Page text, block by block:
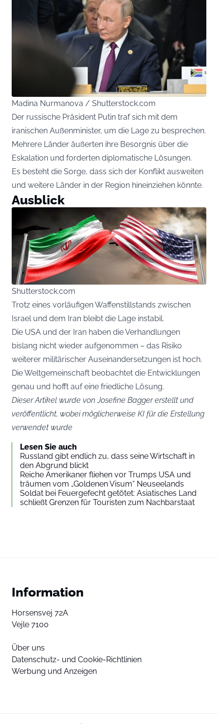
Madina Nurmanova / Shutterstock.com
Der russische Präsident Putin traf sich mit dem
iranischen Außenminister, um die Lage zu besprechen.
Mehrere Länder äußerten ihre Besorgnis über die
Eskalation und forderten diplomatische Lösungen.
Es besteht die Sorge, dass sich der Konflikt ausweiten
und weitere Länder in der Region hineinziehen könnte.
Ausblick
Shutterstock.com
Trotz eines vorläufigen Waffenstillstands zwischen
Israel und dem Iran bleibt die Lage instabil.
Die USA und der Iran haben die Verhandlungen
bislang nicht wieder aufgenommen – das Risiko
weiterer militärischer Auseinandersetzungen ist hoch.
Die Weltgemeinschaft beobachtet die Entwicklungen
genau und hofft auf eine friedliche Lösung.
Dieser Artikel wurde von Josefine Bagger erstellt und
veröffentlicht, wobei möglicherweise KI für die Erstellung
verwendet wurde
Lesen Sie auch
Russland gibt endlich zu, dass seine Wirtschaft in
den Abgrund blickt
Reiche Amerikaner fliehen vor Trumps USA und
träumen vom „Goldenen Visum“ Neuseelands
Soldat bei Feuergefecht getötet: Asiatisches Land
schließt Grenzen für Touristen zum Nachbarstaat
Information
Horsensvej 72A
Vejle 7100
Über uns
Datenschutz- und Cookie-Richtlinien
Werbung und Anzeigen